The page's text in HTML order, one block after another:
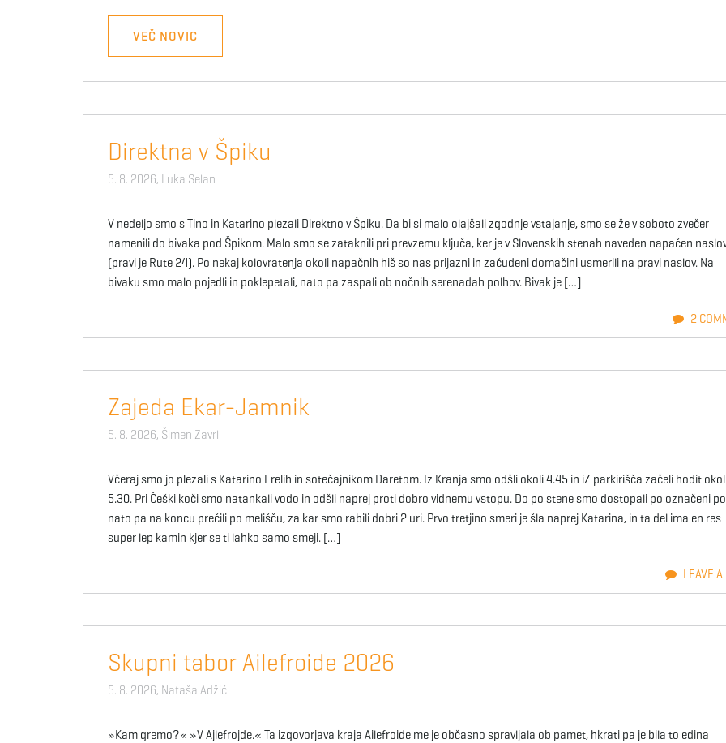
VEČ NOVIC
Direktna v Špiku
5. 8. 2026, Luka Selan
V nedeljo smo s Tino in Katarino plezali Direktno v Špiku. Da bi si malo olajšali zgodnje vstajanje, smo se že v soboto zvečer
namenili do bivaka pod Špikom. Malo smo se zataknili pri prevzemu ključa, ker je v Slovenskih stenah naveden napačen
(pravi je Rute 24). Po nekaj kolovratenja okoli napačnih hiš so nas prijazni in začudeni domačini usmerili na pravi naslov. Na
bivaku smo malo pojedli in poklepetali, nato pa zaspali ob nočnih serenadah polhov. Bivak je […]
2
Zajeda Ekar-Jamnik
5. 8. 2026, Šimen Zavrl
Včeraj smo jo plezali s Katarino Frelih in sotečajnikom Daretom. Iz Kranja smo odšli okoli 4.45 in iZ parkirišča začeli hodit
5.30. Pri Češki koči smo natankali vodo in odšli naprej proti dobro vidnemu vstopu. Do po stene smo dostopali po označeni
nato pa na koncu prečili po melišču, za kar smo rabili dobri 2 uri. Prvo tretjino smeri je šla naprej Katarina, in ta del ima en res
super lep kamin kjer se ti lahko samo smeji. […]
LEAVE A
Skupni tabor Ailefroide 2026
5. 8. 2026, Nataša Adžić
»Kam gremo?« »V Ajlefrojde.« Ta izgovorjava kraja Ailefroide me je občasno spravljala ob pamet, hkrati pa je bila to edina